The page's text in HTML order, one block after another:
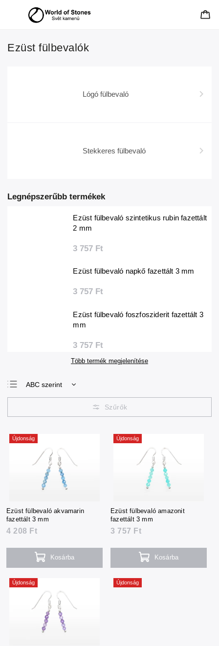
Ezüst fülbevalók
Lógó fülbevaló
Stekkeres fülbevaló
Legnépszerűbb termékek
Ezüst fülbevaló szintetikus rubin fazettált
2 mm
3 757 Ft
Ezüst fülbevaló napkő fazettált 3 mm
3 757 Ft
Ezüst fülbevaló foszfosziderit fazettált 3
mm
3 757 Ft
Több termék megjelenítése
ABC szerint
Legolcsóbb elöl
Legdrágább
termékek
Újdonság
Ezüst fülbevaló akvamarin
fazettált 3 mm
4 208 Ft
Kosárba
Újdonság
Ezüst fülbevaló amazonit
fazettált 3 mm
3 757 Ft
Kosárba
Újdonság Újdonság